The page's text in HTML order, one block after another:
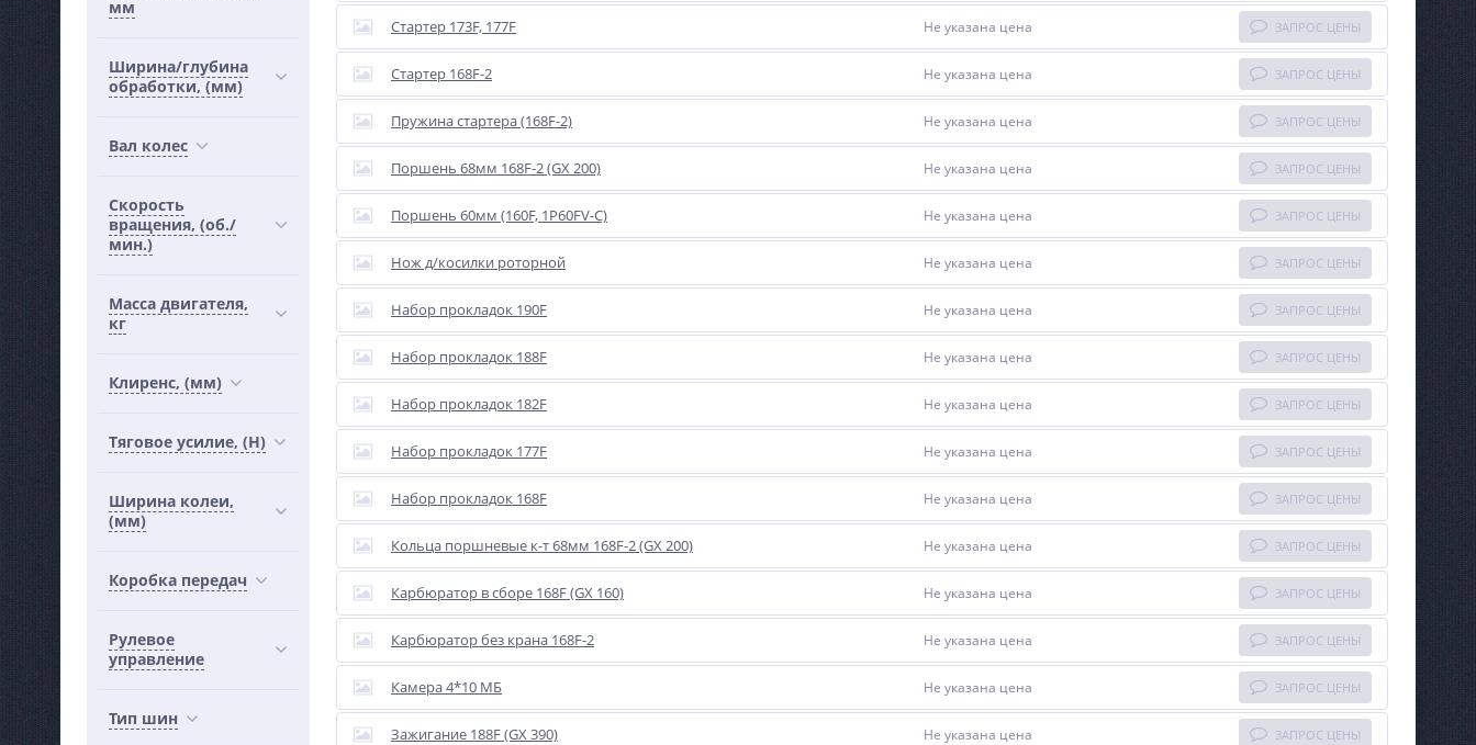
мм
Ширина/глубина
обработки, (мм)
Вал колес
Скорость
вращения, (об./
мин.)
Масса двигателя,
кг
Клиренс, (мм)
Тяговое усилие, (Н)
Ширина колеи,
(мм)
Коробка передач
Рулевое
управление
Тип шин
Стартер 173F, 177F Не указана цена ЗАПРОС ЦЕНЫ
Стартер 168F-2 Не указана цена ЗАПРОС ЦЕНЫ
Пружина стартера (168F-2) Не указана цена ЗАПРОС ЦЕНЫ
Поршень 68мм 168F-2 (GX 200) Не указана цена ЗАПРОС ЦЕНЫ
Поршень 60мм (160F, 1P60FV-C) Не указана цена ЗАПРОС ЦЕНЫ
Нож д/косилки роторной Не указана цена ЗАПРОС ЦЕНЫ
Набор прокладок 190F Не указана цена ЗАПРОС ЦЕНЫ
Набор прокладок 188F Не указана цена ЗАПРОС ЦЕНЫ
Набор прокладок 182F Не указана цена ЗАПРОС ЦЕНЫ
Набор прокладок 177F Не указана цена ЗАПРОС ЦЕНЫ
Набор прокладок 168F Не указана цена ЗАПРОС ЦЕНЫ
Кольца поршневые к-т 68мм 168F-2 (GX 200) Не указана цена ЗАПРОС ЦЕНЫ
Карбюратор в сборе 168F (GX 160) Не указана цена ЗАПРОС ЦЕНЫ
Карбюратор без крана 168F-2 Не указана цена ЗАПРОС ЦЕНЫ
Камера 4*10 МБ Не указана цена ЗАПРОС ЦЕНЫ
Зажигание 188F (GX 390) Не указана цена ЗАПРОС ЦЕНЫ